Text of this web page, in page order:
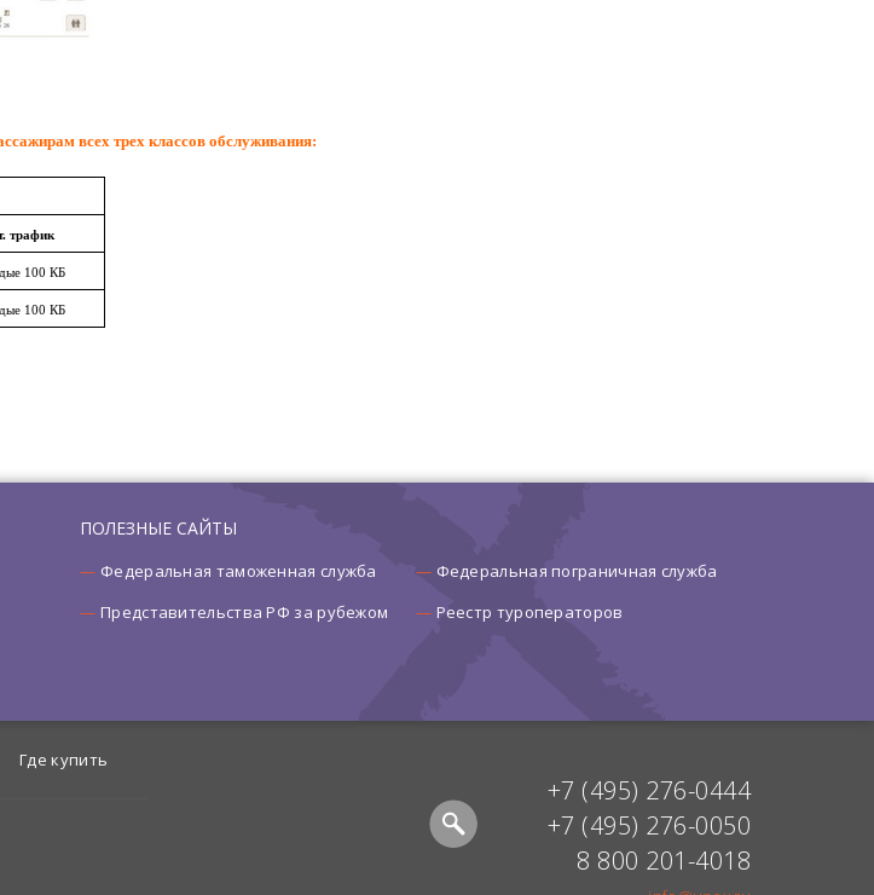
всех трех классов обслуживания:
трафик
100 КБ
100 КБ
ПОЛЕЗНЫЕ САЙТЫ
Федеральная таможенная служба
Федеральная пограничная служба
Представительства РФ за рубежом
Реестр туроператоров
+7 (495) 276-0444
+7 (495) 276-0050
8 800 201-4018
Где купить